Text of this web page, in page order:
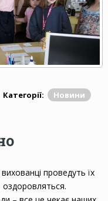
Категорії:
Новини
проведуть їх
оздоровляться.